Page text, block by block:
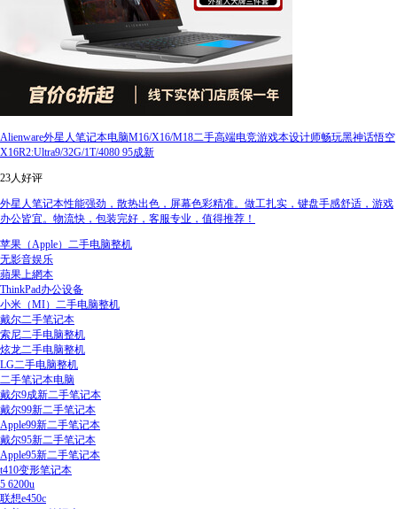
Alienware外星人笔记本电脑M16/X16/M18二手高端电竞游戏本设计师畅玩黑神话悟空
X16R2:Ultra9/32G/1T/4080 95成新
23人好评
外星人笔记本性能强劲，散热出色，屏幕色彩精准。做工扎实，键盘手感舒适，游戏
办公皆宜。物流快，包装完好，客服专业，值得推荐！
苹果（Apple）二手电脑整机
无影音娱乐
蘋果上網本
ThinkPad办公设备
小米（MI）二手电脑整机
戴尔二手笔记本
索尼二手电脑整机
炫龙二手电脑整机
LG二手电脑整机
二手笔记本电脑
戴尔9成新二手笔记本
戴尔99新二手笔记本
Apple99新二手笔记本
戴尔95新二手笔记本
Apple95新二手笔记本
t410变形笔记本
5 6200u
联想e450c